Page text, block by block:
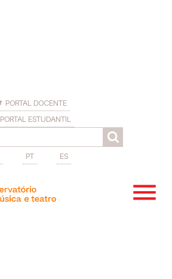
PORTAL DOCENTE
PORTAL ESTUDANTIL
PT ES